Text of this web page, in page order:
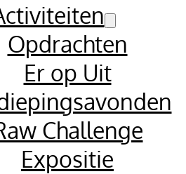
Opdrachten
Er op Uit
Challenge
Expositie